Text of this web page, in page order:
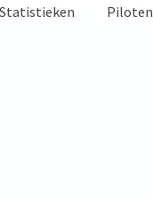
Statistieken Piloten